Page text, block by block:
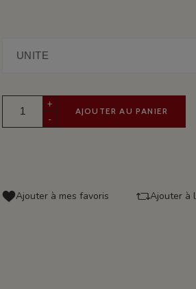
+
-
AJOUTER AU PANIER
Ajouter à mes favoris Ajouter à